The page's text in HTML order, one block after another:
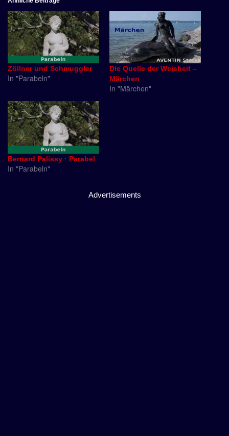
Zöllner und Schmuggler
In "Parabeln"
Die Quelle der Weisheit –
Märchen
In "Märchen"
Bernard Palissy · Parabel
In "Parabeln"
Advertisements